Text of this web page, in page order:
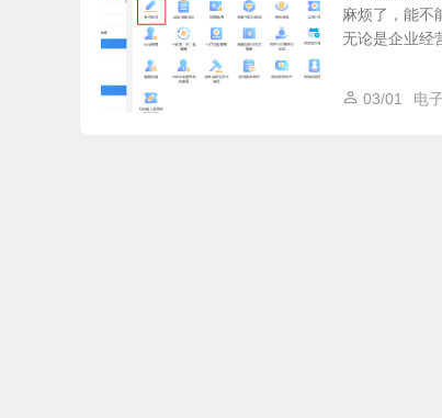
麻烦了，能不
无论是企业经
03/01 电